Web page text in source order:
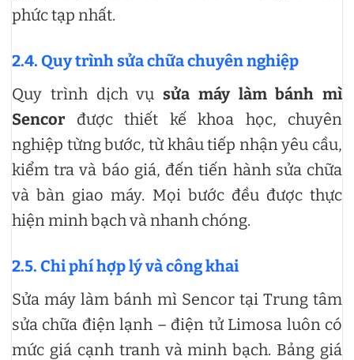
phức tạp nhất.
2.4. Quy trình sửa chữa chuyên nghiệp
Quy trình dịch vụ sửa máy làm bánh mì
Sencor được thiết kế khoa học, chuyên
nghiệp từng bước, từ khâu tiếp nhận yêu cầu,
kiểm tra và báo giá, đến tiến hành sửa chữa
và bàn giao máy. Mọi bước đều được thực
hiện minh bạch và nhanh chóng.
2.5. Chi phí hợp lý và công khai
Sửa máy làm bánh mì Sencor tại Trung tâm
sửa chữa điện lạnh – điện tử Limosa luôn có
mức giá cạnh tranh và minh bạch. Bảng giá